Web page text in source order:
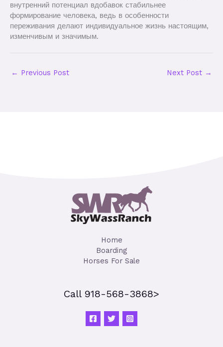
внутренний потенциал вдобавок стабильнее
формирование человека, ведь в особенности
переживания делают индивидуальное жизнь настоящим,
изменчивым и значимым.
← Previous Post Next Post →
Home
Boarding
Horses For Sale
Call 918-568-3868>